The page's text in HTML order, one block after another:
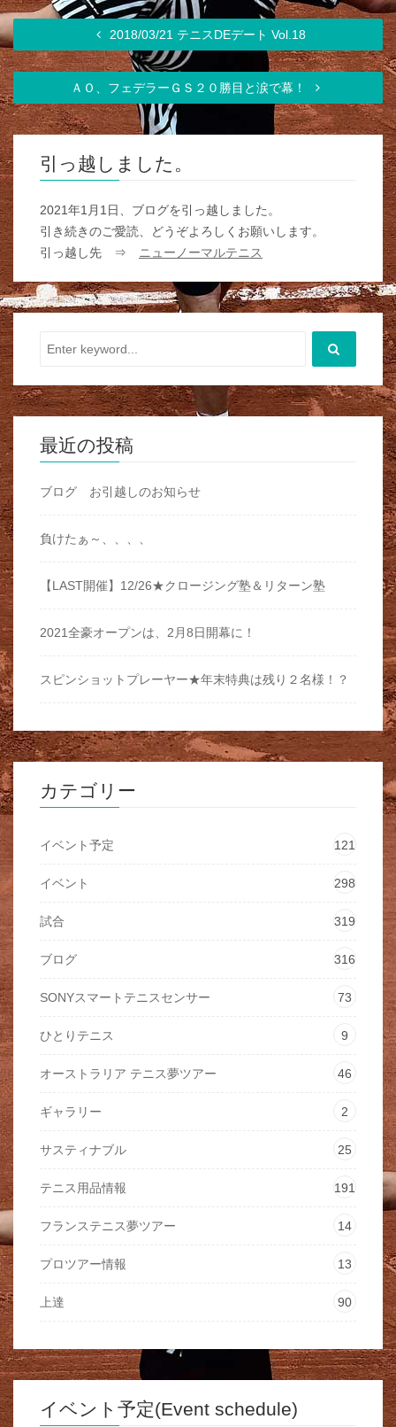
2018/03/21 テニスDEデート Vol.18
ＡＯ、フェデラーＧＳ２０勝目と涙で幕！
引っ越しました。
2021年1月1日、ブログを引っ越しました。
引き続きのご愛読、どうぞよろしくお願いします。
引っ越し先 ⇒
ニューノーマルテニス
最近の投稿
ブログ お引越しのお知らせ
負けたぁ～、、、、
【LAST開催】12/26★クロージング塾＆リターン塾
2021全豪オープンは、2月8日開幕に！
スピンショットプレーヤー★年末特典は残り２名様！？
カテゴリー
イベント予定 121
イベント 298
試合 319
ブログ 316
SONYスマートテニスセンサー 73
ひとりテニス 9
オーストラリア テニス夢ツアー 46
ギャラリー 2
サスティナブル 25
テニス用品情報 191
フランステニス夢ツアー 14
プロツアー情報 13
上達 90
イベント予定(Event schedule)